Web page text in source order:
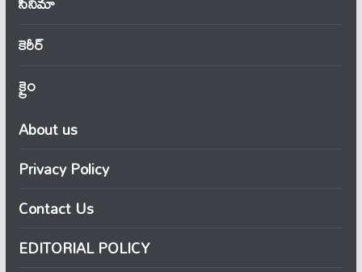
కెరీర్
క్రైం
About us
Privacy Policy
Contact Us
EDITORIAL POLICY